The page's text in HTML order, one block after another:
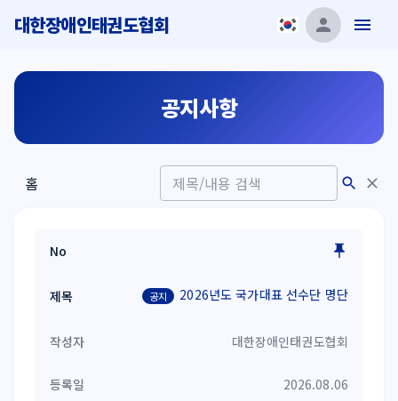
대한장애인태권도협회
공지사항
홈
공지 2026년도 국가대표 선수단 명단
대한장애인태권도협회
2026.08.06